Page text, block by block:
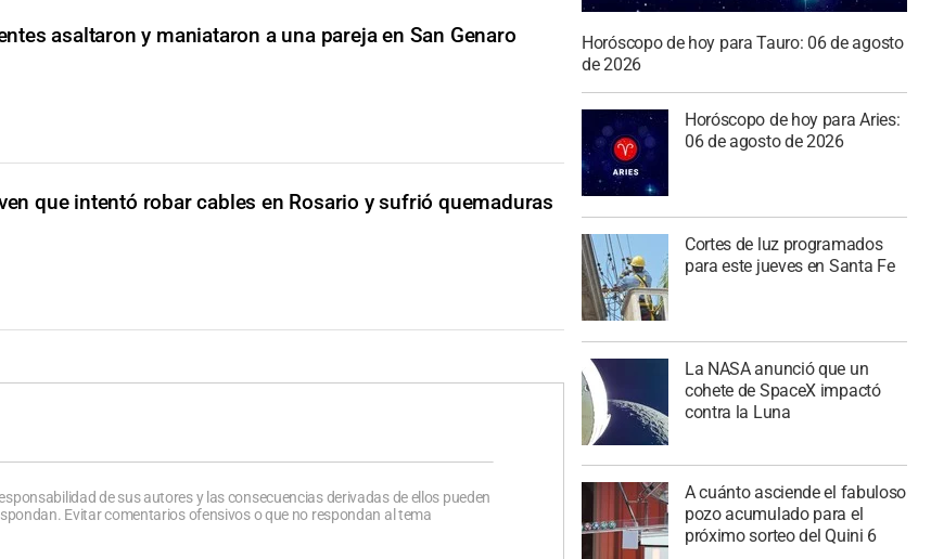
asaltaron y maniataron a una pareja en San Genaro
que intentó robar cables en Rosario y sufrió quemaduras
de sus autores y las consecuencias derivadas de ellos pueden
Evitar comentarios ofensivos o que no respondan al tema
Horóscopo de hoy para Tauro: 06 de agosto
de 2026
Horóscopo de hoy para Aries:
06 de agosto de 2026
Cortes de luz programados
para este jueves en Santa Fe
La NASA anunció que un
cohete de SpaceX impactó
contra la Luna
A cuánto asciende el fabuloso
pozo acumulado para el
próximo sorteo del Quini 6